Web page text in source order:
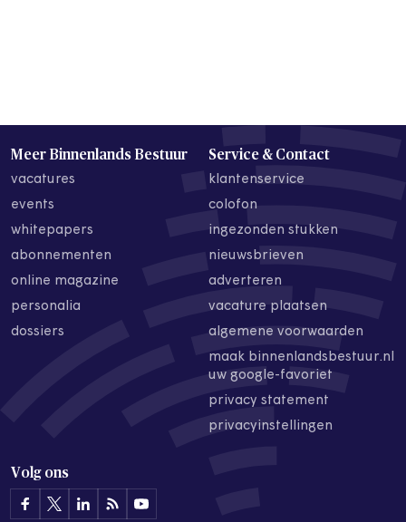
Meer Binnenlands Bestuur
vacatures
events
whitepapers
abonnementen
online magazine
personalia
dossiers
Service & Contact
klantenservice
colofon
ingezonden stukken
nieuwsbrieven
adverteren
vacature plaatsen
algemene voorwaarden
maak binnenlandsbestuur.nl
uw google-favoriet
privacy statement
privacyinstellingen
Volg ons